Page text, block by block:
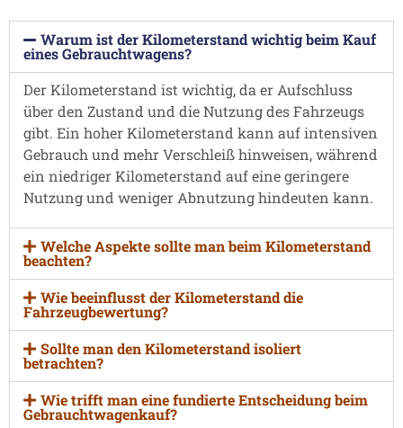
Warum ist der Kilometerstand wichtig beim Kauf
eines Gebrauchtwagens?
Der Kilometerstand ist wichtig, da er Aufschluss
über den Zustand und die Nutzung des Fahrzeugs
gibt. Ein hoher Kilometerstand kann auf intensiven
Gebrauch und mehr Verschleiß hinweisen, während
ein niedriger Kilometerstand auf eine geringere
Nutzung und weniger Abnutzung hindeuten kann.
Welche Aspekte sollte man beim Kilometerstand
beachten?
Wie beeinflusst der Kilometerstand die
Fahrzeugbewertung?
Sollte man den Kilometerstand isoliert
betrachten?
Wie trifft man eine fundierte Entscheidung beim
Gebrauchtwagenkauf?